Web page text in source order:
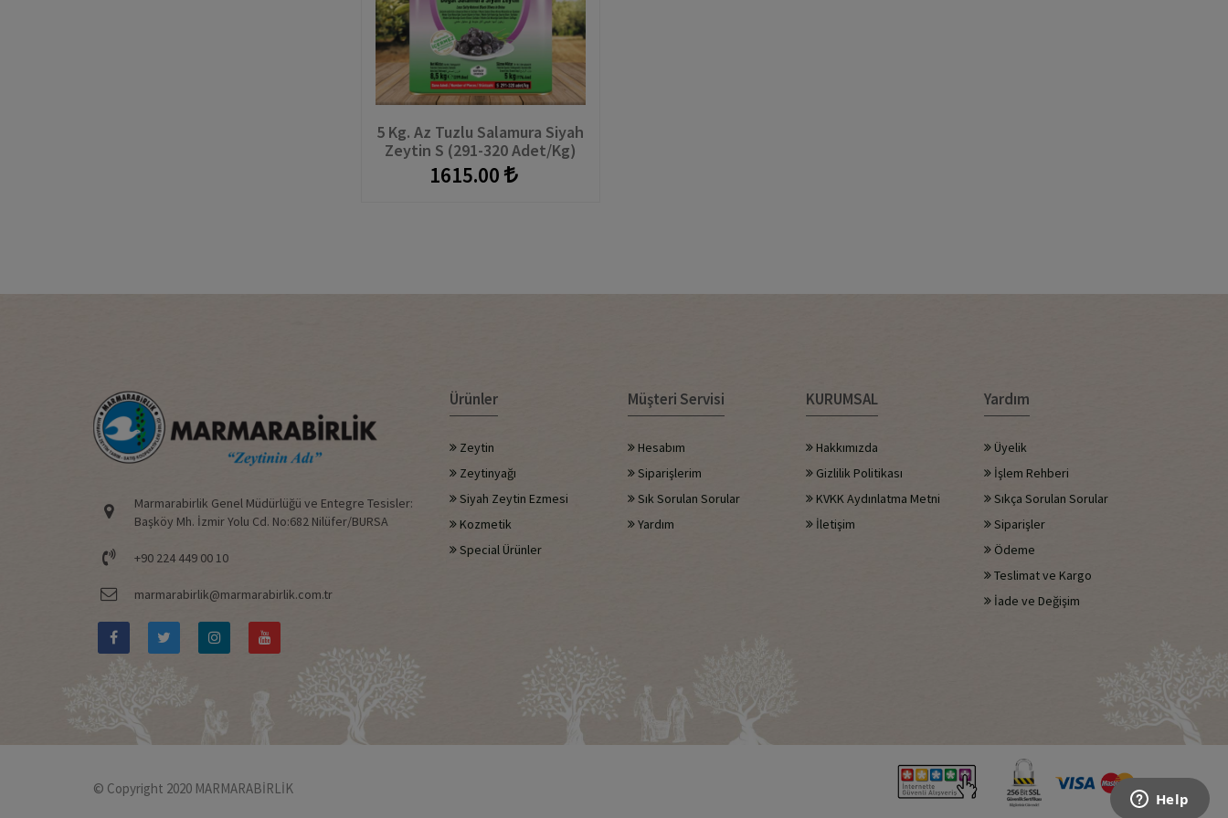
5 Kg. Az Tuzlu Salamura Siyah
Zeytin S (291-320 Adet/kg)
Teneke
1615.00
Marmarabirlik Genel Müdürlüğü ve Entegre Tesisler:
Başköy Mh. İzmir Yolu Cd. No:682 Nilüfer/BURSA
+90 224 449 00 10
marmarabirlik@marmarabirlik.com.tr
Ürünler
Zeytin
Zeytinyağı
Siyah Zeytin Ezmesi
Kozmetik
Special Ürünler
Müşteri Servisi
Hesabım
Siparişlerim
Sık Sorulan Sorular
Yardım
KURUMSAL
Hakkımızda
Gizlilik Politikası
KVKK Aydınlatma Metni
İletişim
Yardım
Üyelik
İşlem Rehberi
Sıkça Sorulan Sorular
Siparişler
Ödeme
Teslimat ve Kargo
İade ve Değişim
© Copyright 2020 MARMARABİRLİK